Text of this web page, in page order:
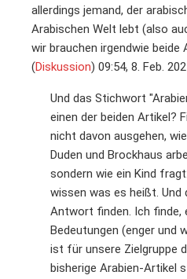
allerdings jemand, der
Arabischen Welt lebt (also
wir brauchen irgendwie beide
(Diskussion) 09:54, 8. Feb.
Und das Stichwort
einen der beiden Artikel?
nicht davon ausgehen,
Duden und Brockhaus
sondern wie ein Kind
wissen was es heißt. Und
Antwort finden. Ich finde,
Bedeutungen (enger und
ist für unsere Zielgruppe
bisherige Arabien-Artikel